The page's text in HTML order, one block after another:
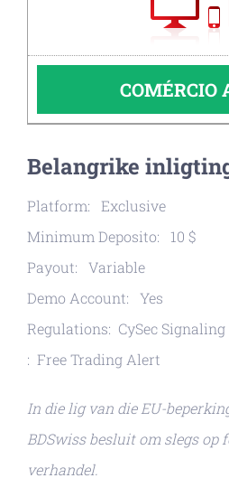
COMÉRCIO
Belangrike
Platform: Exclusive
Minimum Deposito: 10 $
Payout: Variable
Demo Account: Yes
Regulations: CySec Signaling
: Free Trading Alert
In die lig van die EU-
BDSwiss besluit om slegs op
verhandel.